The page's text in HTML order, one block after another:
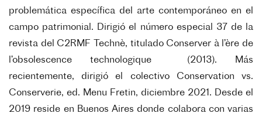
problemática específica del arte contemporáneo en el
campo patrimonial. Dirigió el número especial 37 de la
revista del C2RMF Technè, titulado Conserver à l’ère de
l’obsolescence technologique (2013). Más
recientemente, dirigió el colectivo Conservation vs.
Conserverie, ed. Menu Fretin, diciembre 2021. Desde el
2019 reside en Buenos Aires donde colabora con varias